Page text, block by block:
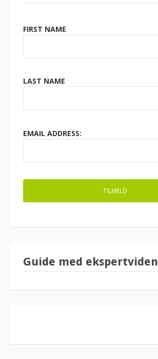
FIRST NAME
LAST NAME
EMAIL ADDRESS:
Guide med ekspertviden